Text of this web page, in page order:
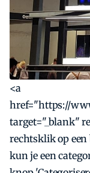
<a
href="https://
target="_blank"
rechtsklik op
kun je een